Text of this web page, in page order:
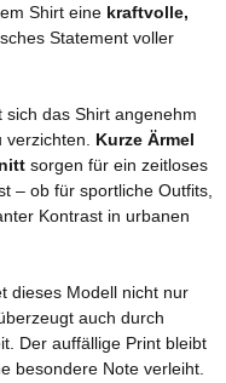
Shirt eine kraftvolle,
Statement voller
sich das Shirt angenehm
Kurze Ärmel
sorgen für ein zeitloses
– ob für sportliche Outfits,
Kontrast in urbanen
dieses Modell nicht nur
auch durch
Der auffällige Print bleibt
besondere Note verleiht.